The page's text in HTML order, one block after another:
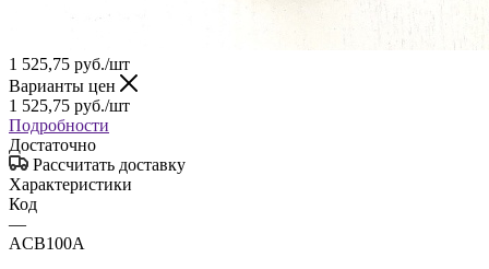
1 525,75 руб./шт
Варианты цен
1 525,75 руб./шт
Подробности
Достаточно
Рассчитать доставку
Характеристики
Код
—
ACB100A